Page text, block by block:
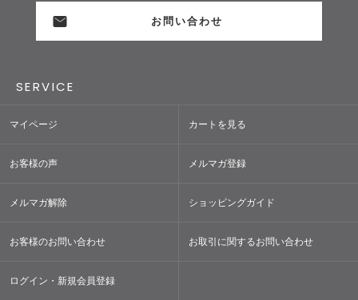
お問い合わせ
SERVICE
マイページ カートを見る
お客様の声 メルマガ登録
メルマガ解除 ショッピングガイド
お客様のお問い合わせ お取引に関するお問い合わせ
ログイン・新規会員登録